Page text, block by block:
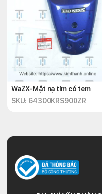
WaZX-Mặt nạ tím có tem
SKU: 64300KRS900ZR